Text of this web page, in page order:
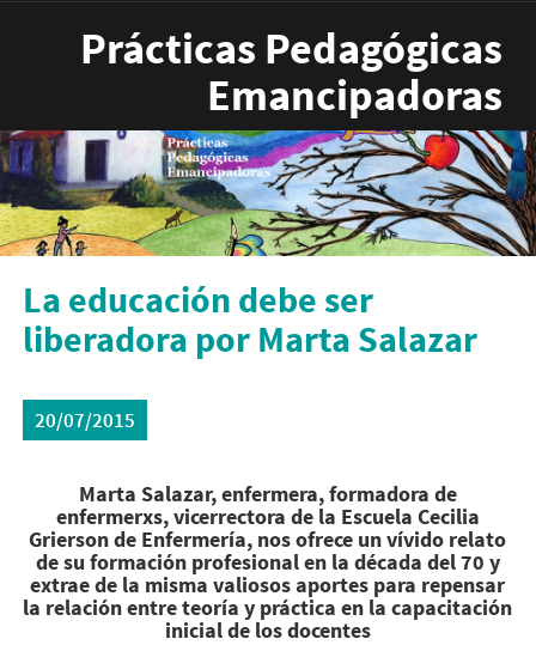
Prácticas Pedagógicas
Emancipadoras
La educación debe ser
liberadora por Marta Salazar
20/07/2015
Marta Salazar, enfermera, formadora de
enfermerxs, vicerrectora de la Escuela Cecilia
Grierson de Enfermería, nos ofrece un vívido relato
de su formación profesional en la década del 70 y
extrae de la misma valiosos aportes para repensar
la relación entre teoría y práctica en la capacitación
inicial de los docentes